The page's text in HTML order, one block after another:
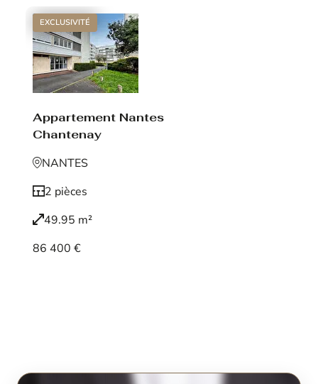
EXCLUSIVITÉ
Appartement Nantes
Chantenay
NANTES
2 pièces
49.95 m²
86 400 €